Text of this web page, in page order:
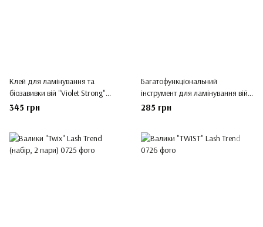
Клей для ламінування та
біозавивки вій "Violet Strong"
VILMY, 5 мл
345 грн
Багатофункціональний
інструмент для ламінування вій
VILMY (1 шт)
285 грн